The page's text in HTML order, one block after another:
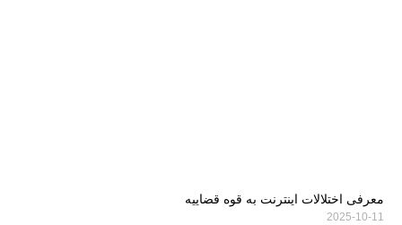
معرفی اختلالات اینترنت به قوه قضاییه
2025-10-11